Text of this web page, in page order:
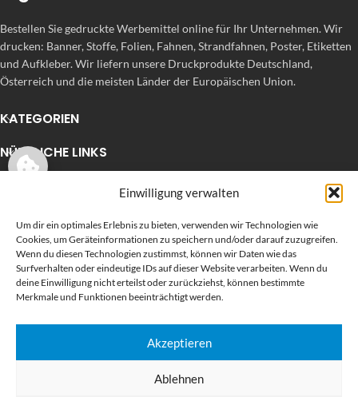
Einwilligung verwalten
Um dir ein optimales Erlebnis zu bieten, verwenden wir Technologien wie
Cookies, um Geräteinformationen zu speichern und/oder darauf zuzugreifen.
Wenn du diesen Technologien zustimmst, können wir Daten wie das
Surfverhalten oder eindeutige IDs auf dieser Website verarbeiten. Wenn du
deine Einwilligung nicht erteilst oder zurückziehst, können bestimmte
Merkmale und Funktionen beeinträchtigt werden.
Akzeptieren
Ablehnen
Bestellen Sie gedruckte Werbemittel online für Ihr Unternehmen. Wir
drucken: Banner, Stoffe, Folien, Fahnen, Strandfahnen, Poster, Etiketten
und Aufkleber. Wir liefern unsere Druckprodukte Deutschland,
Österreich und die meisten Länder der Europäischen Union.
KATEGORIEN
NÜTZLICHE LINKS
BEWERTEN SIE UNS AUF GOOGLE